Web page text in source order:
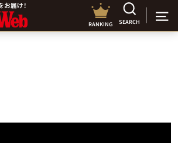
RANKING SEARCH